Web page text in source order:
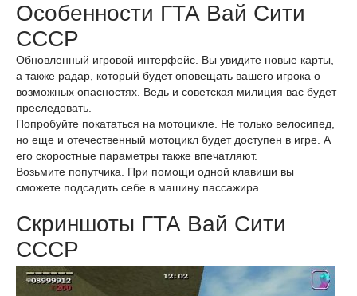
Особенности ГТА Вай Сити
СССР
Обновленный игровой интерфейс. Вы увидите новые карты,
а также радар, который будет оповещать вашего игрока о
возможных опасностях. Ведь и советская милиция вас будет
преследовать.
Попробуйте покататься на мотоцикле. Не только велосипед,
но еще и отечественный мотоцикл будет доступен в игре. А
его скоростные параметры также впечатляют.
Возьмите попутчика. При помощи одной клавиши вы
сможете подсадить себе в машину пассажира.
Скриншоты ГТА Вай Сити
СССР